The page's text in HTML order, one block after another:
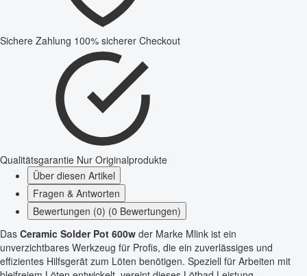
Sichere Zahlung 100% sicherer Checkout
Qualitätsgarantie Nur Originalprodukte
Über diesen Artikel
Fragen & Antworten
Bewertungen (0) (0 Bewertungen)
Das Ceramic Solder Pot 600w der Marke Mlink ist ein
unverzichtbares Werkzeug für Profis, die ein zuverlässiges und
effizientes Hilfsgerät zum Löten benötigen. Speziell für Arbeiten mit